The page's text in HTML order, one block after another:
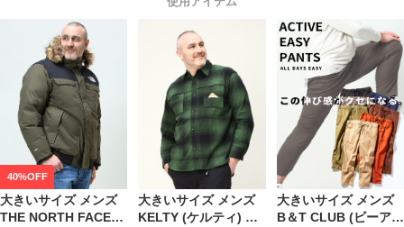
40%OFF
大きいサイズ メンズ
THE NORTH FACE
大きいサイズ メンズ
KELTY (ケルティ) チ
大きいサイズ メンズ
B＆T CLUB (ビーアン